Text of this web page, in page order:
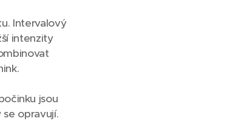
Intervalový
intenzity
jsou
opravují.